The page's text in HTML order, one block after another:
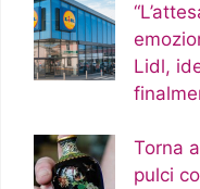
Lidl,
Torna
pulci